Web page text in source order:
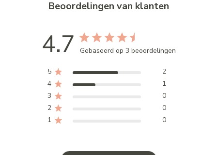
Beoordelingen van klanten
4.7 Gebaseerd op 3 beoordelingen
5
2
4
1
3
0
2
0
1
0